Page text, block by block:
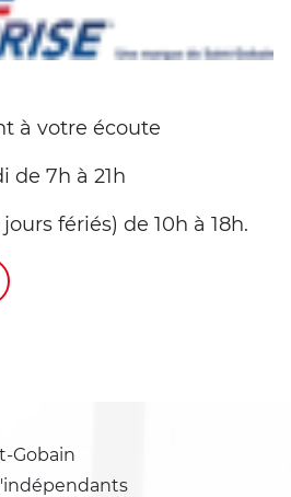
à votre écoute
de 7h à 21h
fériés) de 10h à 18h.
Gobain